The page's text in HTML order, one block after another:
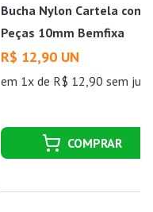
Bucha Nylon Cartela com
Peças 10mm Bemfixa
R$ 12,90 UN
em 1x de R$ 12,90 sem
COMPRAR